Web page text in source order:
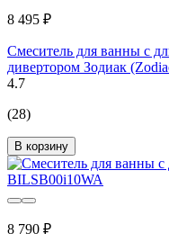
8 495 ₽
Смеситель для ванны с
дивертором Зодиак
4.7
(28)
В корзину
8 790 ₽